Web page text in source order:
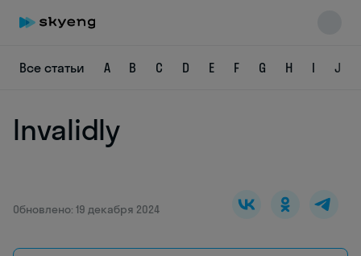
Все статьи A B C D E F G H I J
Invalidly
Обновлено: 19 декабря 2024
Skyeng Chat